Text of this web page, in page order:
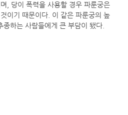
, 당이 폭력을 사용할 경우 파룬궁은
이기 때문이다. 이 같은 파룬궁의 높
하는 사람들에게 큰 부담이 됐다.